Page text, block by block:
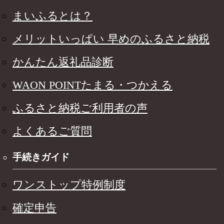
まいふるとは？
メリットいっぱい 早めのふるさと納税
かんたん返礼品診断
WAON POINTたまる・つかえる
ふるさと納税ご利用者の声
よくあるご質問
手続きガイド
ワンストップ特例制度
確定申告